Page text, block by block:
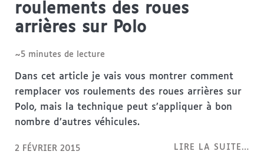
roulements des roues
arrières sur Polo
~5 minutes de lecture
Dans cet article je vais vous montrer comment
remplacer vos roulements des roues arrières sur
Polo, mais la technique peut s’appliquer à bon
nombre d’autres véhicules.
2 FÉVRIER 2015 LIRE LA SUITE…